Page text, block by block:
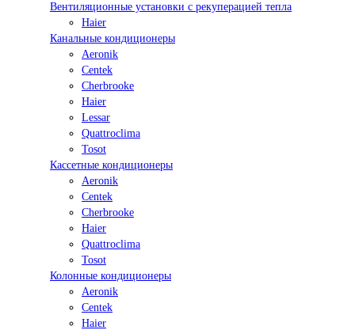
Вентиляционные установки с рекуперацией тепла
Haier
Канальные кондиционеры
Aeronik
Centek
Cherbrooke
Haier
Lessar
Quattroclima
Tosot
Кассетные кондиционеры
Aeronik
Centek
Cherbrooke
Haier
Quattroclima
Tosot
Колонные кондиционеры
Aeronik
Centek
Haier